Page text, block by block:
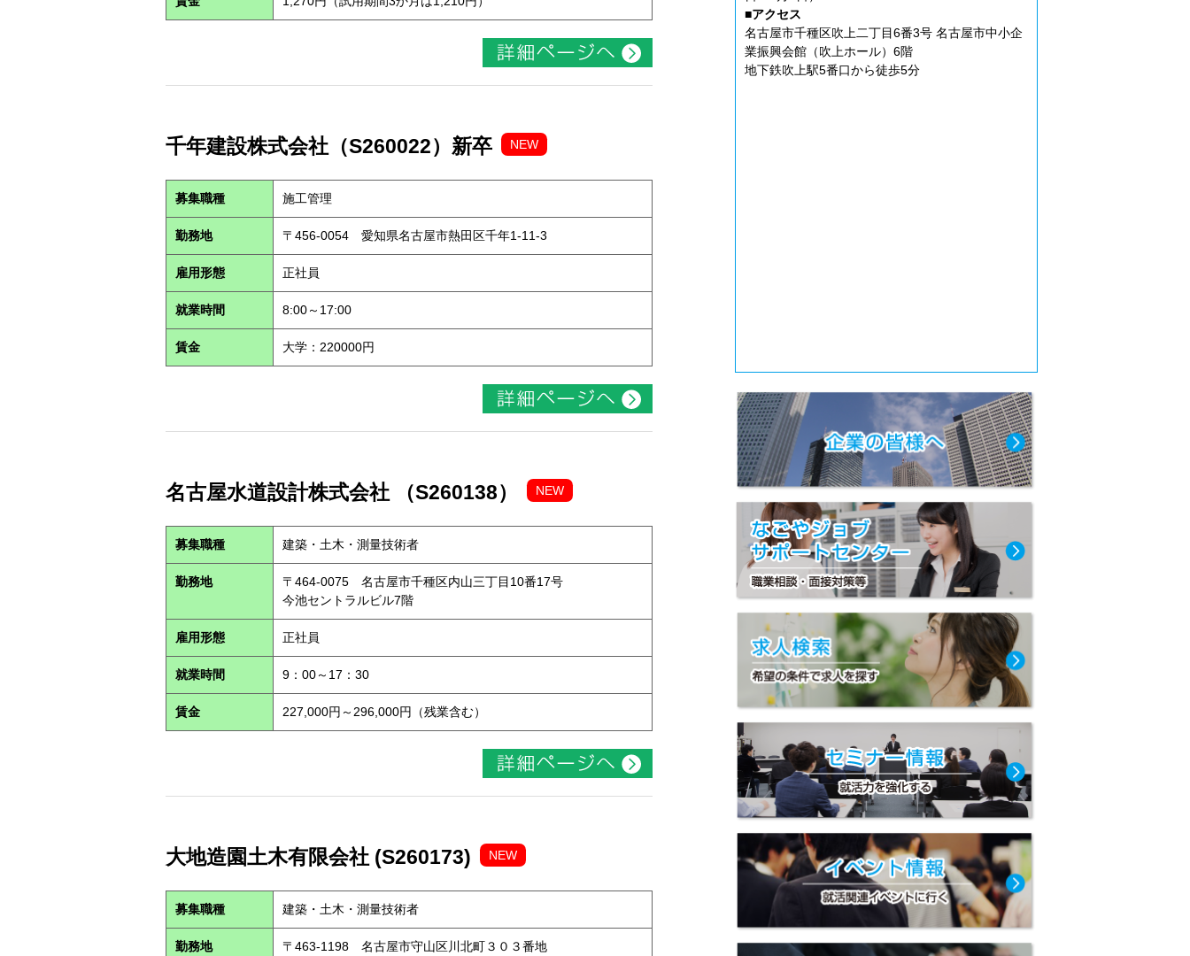
千年建設株式会社（S260022）新卒 NEW
募集職種 施工管理
勤務地 〒456-0054 愛知県名古屋市熱田区千年1-11-3
雇用形態 正社員
就業時間 8:00～17:00
賃金 大学：220000円
名古屋水道設計株式会社 （S260138） NEW
募集職種 建築・土木・測量技術者
勤務地
〒464-0075 名古屋市千種区内山三丁目10番17号
今池セントラルビル7階
雇用形態 正社員
就業時間 9：00～17：30
賃金 227,000円～296,000円（残業含む）
大地造園土木有限会社 (S260173) NEW
募集職種 建築・土木・測量技術者
勤務地 〒463-1198 名古屋市守山区川北町３０３番地
■アクセス
名古屋市千種区吹上二丁目6番3号 名古屋市中小企
業振興会館（吹上ホール）6階
地下鉄吹上駅5番口から徒歩5分